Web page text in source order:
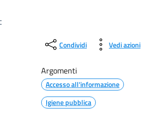
Condividi Vedi azioni
Argomenti
Accesso all'informazione
Igiene pubblica